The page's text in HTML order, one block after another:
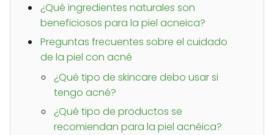
¿Qué ingredientes naturales son
beneficiosos para la piel acneica?
Preguntas frecuentes sobre el cuidado
de la piel con acné
¿Qué tipo de skincare debo usar si
tengo acné?
¿Qué tipo de productos se
recomiendan para la piel acnéica?